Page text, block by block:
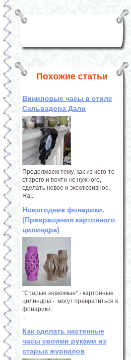
Похожие статьи
Виниловые часы в стиле
Сальвадора Дали
Продолжаем тему, как из чего-то
старого и почти не нужного,
сделать новое и эксклюзивное.
На...
Новогодние фонарики.
(Превращения картонного
цилиндра)
"Старые знакомые" - картонные
цилиндры - могут превратиться в
фонарики.
...
Как сделать настенные
часы своими руками из
старых журналов